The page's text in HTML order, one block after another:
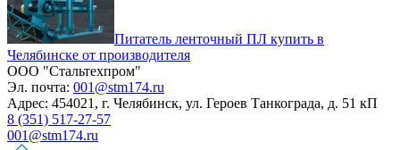
Питатель ленточный ПЛ купить в
Челябинске от производителя
ООО "Стальтехпром"
Эл. почта: 001@stm174.ru
Адрес: 454021, г. Челябинск, ул. Героев Танкограда, д. 51 кП
8 (351) 517-27-57
001@stm174.ru